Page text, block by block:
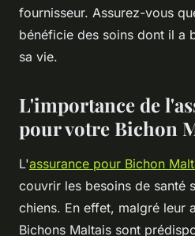
fournisseur. Assurez-vous
bénéficie des soins dont il a
sa vie.
L'importance de
pour votre Bichon
L'assurance pour Bichon
couvrir les besoins de santé
chiens. En effet, malgré leur
Bichons Maltais sont